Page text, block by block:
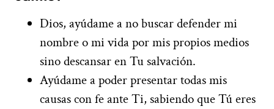
Dios, ayúdame a no buscar defender mi
nombre o mi vida por mis propios medios
sino descansar en Tu salvación.
Ayúdame a poder presentar todas mis
causas con fe ante Ti, sabiendo que Tú eres